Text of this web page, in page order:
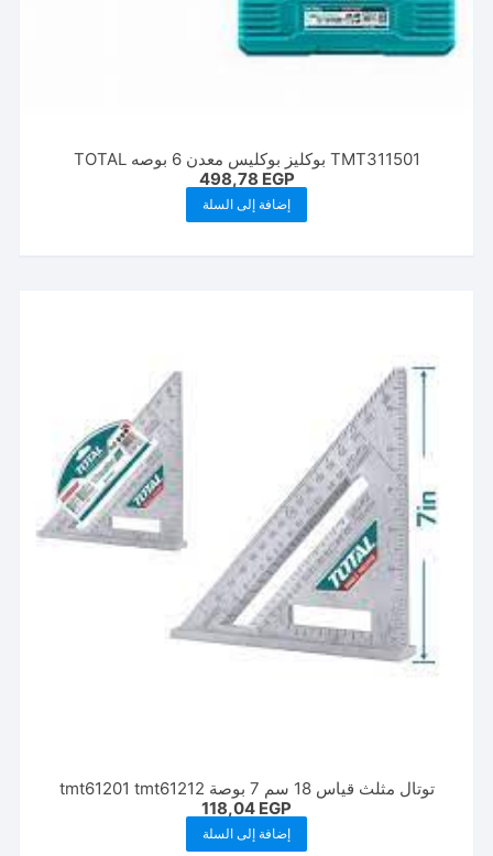
TMT311501 بوكليز بوكليس معدن 6 بوصه TOTAL
498,78 EGP
إضافة إلى السلة
توتال مثلث قياس 18 سم 7 بوصة tmt61201 tmt61212
118,04 EGP
إضافة إلى السلة